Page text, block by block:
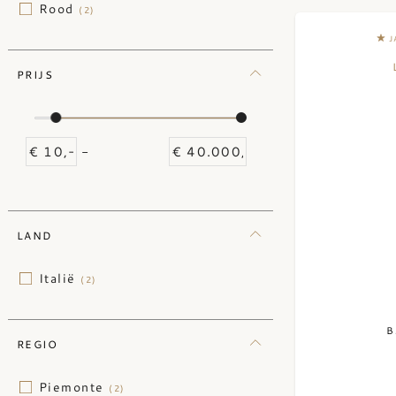
Rood (2)
PRIJS
-
LAND
Italië (2)
REGIO
Piemonte (2)